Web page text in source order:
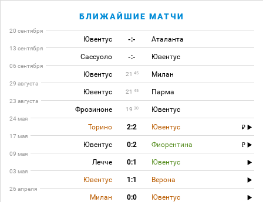
БЛИЖАЙШИЕ МАТЧИ
20 сентября
Ювентус -:- Аталанта
13 сентября
Сассуоло -:- Ювентус
06 сентября
Ювентус 21 45 Милан
29 августа
Ювентус 21 45 Парма
23 августа
Фрозиноне 19 30 Ювентус
24 мая
Торино 2:2 Ювентус
17 мая
Ювентус 0:2 Фиорентина
09 мая
Лечче 0:1 Ювентус
03 мая
Ювентус 1:1 Верона
26 апреля
Милан 0:0 Ювентус